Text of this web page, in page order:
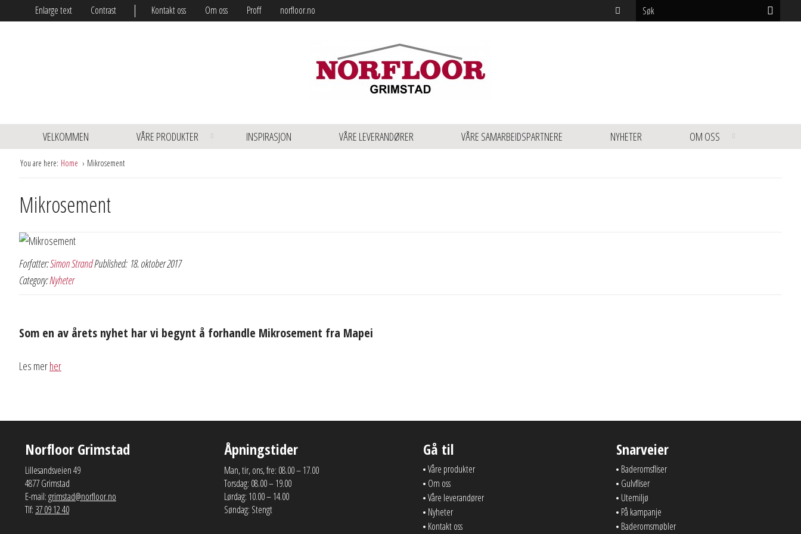
Enlarge text Contrast Kontakt oss Om oss Proff norfloor.no
VELKOMMEN VÅRE PRODUKTER INSPIRASJON VÅRE LEVERANDØRER VÅRE SAMARBEIDSPARTNERE NYHETER OM OSS
You are here: Home Mikrosement
Mikrosement
Forfatter:Simon StrandPublished: 18. oktober 2017
Category:Nyheter
Som en av årets nyhet har vi begynt å forhandle Mikrosement fra Mapei
Les merher
Norfloor Grimstad
Lillesandsveien 49
4877 Grimstad
E-mail:grimstad@norfloor.no
Tlf: 37 09 12 40
Åpningstider
Man, tir, ons, fre: 08.00 – 17.00
Torsdag: 08.00 – 19.00
Lørdag: 10.00 – 14.00
Søndag: Stengt
Gå til
Våre produkter
Om oss
Våre leverandører
Nyheter
Kontakt oss
Snarveier
Baderomsfliser
Gulvfliser
Utemiljø
På kampanje
Baderomsmøbler